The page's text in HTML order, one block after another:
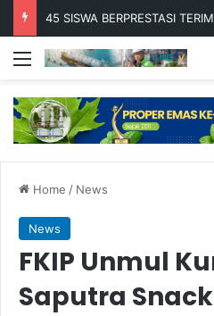
45 SISWA BERPRESTASI
Menu
Home / News
News
FKIP Unmul
Saputra Snack